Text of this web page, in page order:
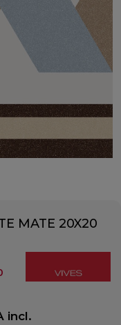
MATE 20X20
incl.